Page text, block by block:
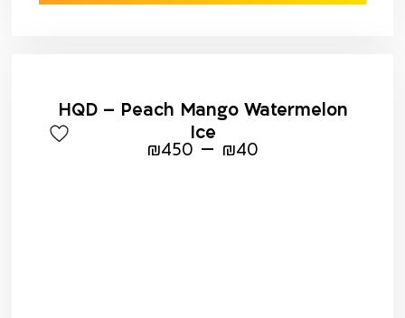
HQD – Peach Mango Watermelon
Ice
₪40
–
₪450